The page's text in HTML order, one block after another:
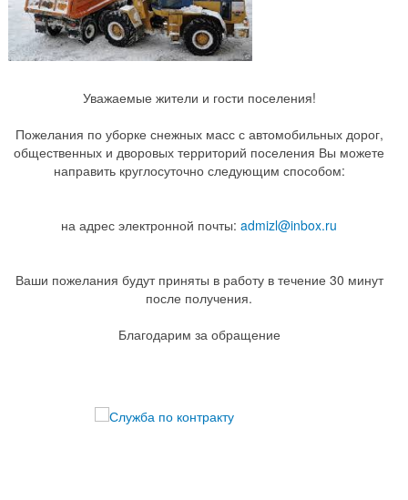
Уважаемые жители и гости поселения!
Пожелания по уборке снежных масс с автомобильных дорог,
общественных и дворовых территорий поселения Вы можете
направить круглосуточно следующим способом:
на адрес электронной почты: admizl@inbox.ru
Ваши пожелания будут приняты в работу в течение 30 минут
после получения.
Благодарим за обращение